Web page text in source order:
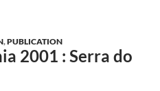
,PUBLICATION
2001 : Serra do